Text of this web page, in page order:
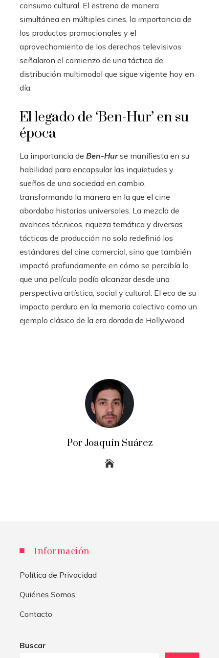
consumo cultural. El estreno de manera
simultánea en múltiples cines, la importancia de
los productos promocionales y el
aprovechamiento de los derechos televisivos
señalaron el comienzo de una táctica de
distribución multimodal que sigue vigente hoy en
día.
El legado de ‘Ben-Hur’ en su
época
La importancia de Ben-Hurse manifiesta en su
habilidad para encapsular las inquietudes y
sueños de una sociedad en cambio,
transformando la manera en la que el cine
abordaba historias universales. La mezcla de
avances técnicos, riqueza temática y diversas
tácticas de producción no solo redefinió los
estándares del cine comercial, sino que también
impactó profundamente en cómo se percibía lo
que una película podía alcanzar desde una
perspectiva artística, social y cultural. El eco de su
impacto perdura en la memoria colectiva como un
ejemplo clásico de la era dorada de Hollywood.
Por Joaquín Suárez
Información
Política de Privacidad
Quiénes Somos
Contacto
Buscar